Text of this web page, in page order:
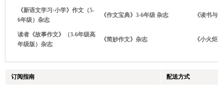
《新语文学习·小学》作文（5-
6年级）杂志
《作文宝典》3-6年级 杂志 《读书
读者《故事作文》（3-6年级高
年级版）杂志
《简妙作文》杂志 《小火